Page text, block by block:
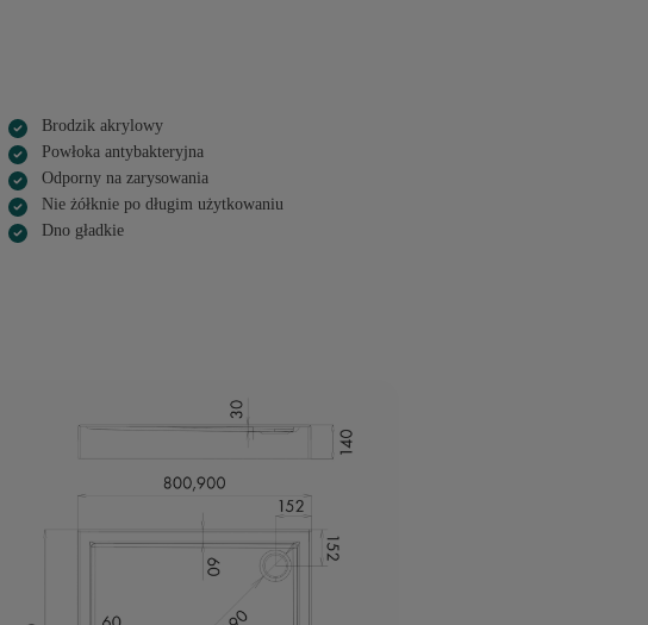
Brodzik akrylowy
Powłoka antybakteryjna
Odporny na zarysowania
Nie żółknie po długim użytkowaniu
Dno gładkie